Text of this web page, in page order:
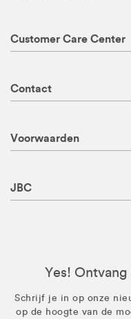
Customer Care Center
Contact
Voorwaarden
JBC
Yes!
Schrijf je in op onze
op de hoogte van de